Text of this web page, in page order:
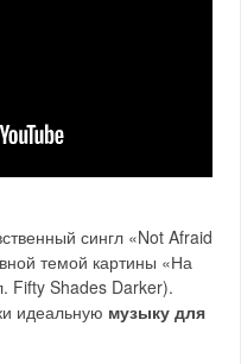
сингл «Not Afraid
темой картины «На
Fifty Shades Darker).
идеальную музыку для